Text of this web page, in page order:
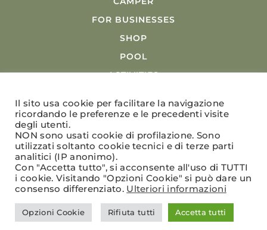
FOR BUSINESSES
SHOP
POOL
ACTIVITIES
© 2023 La Razza | Via Monterampino, 6 | 42123
Reggio Emilia, Italia | VAT: 01036670352 |Privacy |
Accomodation Terms|Terms of sale(e-shop)
Credits:Kalimera.it
Il sito usa cookie per facilitare la navigazione
ricordando le preferenze e le precedenti visite
degli utenti.
NON sono usati cookie di profilazione. Sono
utilizzati soltanto cookie tecnici e di terze parti
analitici (IP anonimo).
Con "Accetta tutto", si acconsente all'uso di TUTTI
i cookie. Visitando "Opzioni Cookie" si può dare un
consenso differenziato. Ulteriori informazioni
Opzioni Cookie Rifiuta tutti Accetta tutti